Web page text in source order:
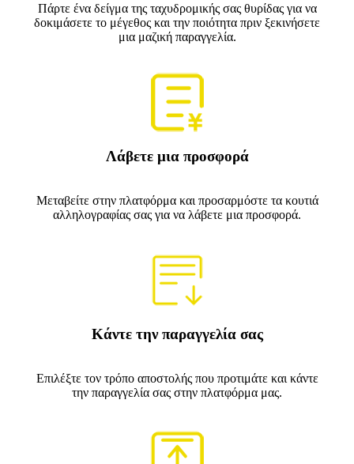
Πάρτε ένα δείγμα της ταχυδρομικής σας θυρίδας για να
δοκιμάσετε το μέγεθος και την ποιότητα πριν ξεκινήσετε
μια μαζική παραγγελία.
Λάβετε μια προσφορά
Μεταβείτε στην πλατφόρμα και προσαρμόστε τα κουτιά
αλληλογραφίας σας για να λάβετε μια προσφορά.
Κάντε την παραγγελία σας
Επιλέξτε τον τρόπο αποστολής που προτιμάτε και κάντε
την παραγγελία σας στην πλατφόρμα μας.